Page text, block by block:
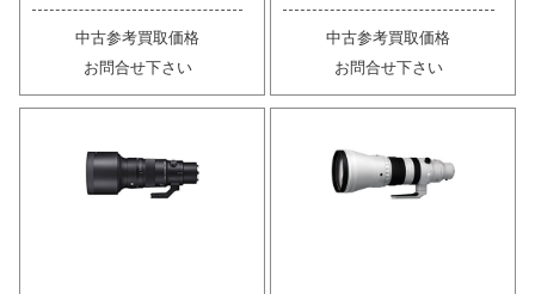
中古参考買取価格
お問合せ下さい
中古参考買取価格
お問合せ下さい